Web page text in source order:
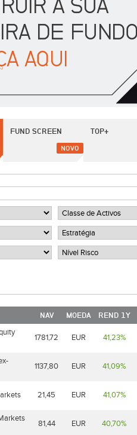
FUND SCREEN
NOVO
TOP+
NAV MOEDA REND 1Y
1781,72 EUR 41,23%
1137,80 EUR 41,09%
21,45 EUR 41,07%
81,44 EUR 40,70%